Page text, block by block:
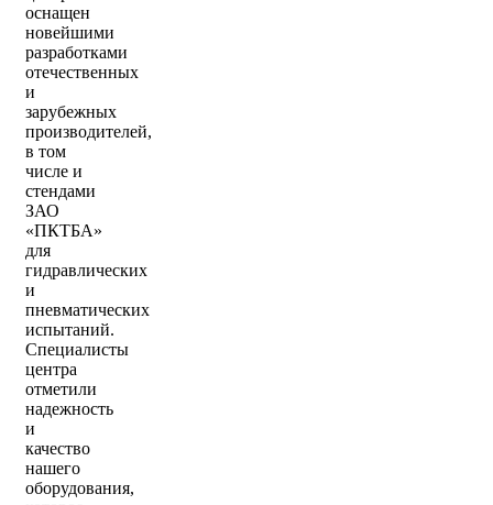
оснащен
новейшими
разработками
отечественных
и
зарубежных
производителей,
в том
числе и
стендами
ЗАО
«ПКТБА»
для
гидравлических
и
пневматических
испытаний.
Специалисты
центра
отметили
надежность
и
качество
нашего
оборудования,